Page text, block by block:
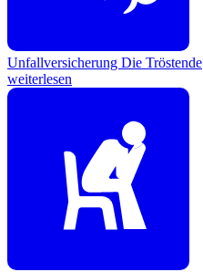
Unfallversicherung Die Tröstende
weiterlesen